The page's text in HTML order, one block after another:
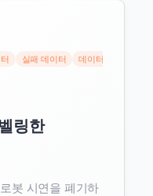
실패 데이터 데이터 큐레이션
링한
봇 시연을 폐기하